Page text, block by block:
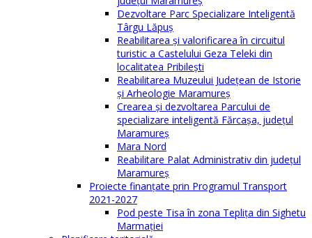
Dezvoltare Parc Specializare Inteligentă
Târgu Lăpuș
Reabilitarea și valorificarea în circuitul
turistic a Castelului Geza Teleki din
localitatea Pribilești
Reabilitarea Muzeului Județean de Istorie
și Arheologie Maramureș
Crearea și dezvoltarea Parcului de
specializare inteligentă Fărcașa, județul
Maramureș
Mara Nord
Reabilitare Palat Administrativ din județul
Maramureș
Proiecte finanțate prin Programul Transport
2021-2027
Pod peste Tisa în zona Teplița din Sighetu
Marmației